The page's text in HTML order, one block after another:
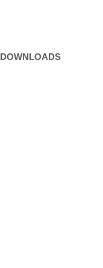
DOWNLOADS